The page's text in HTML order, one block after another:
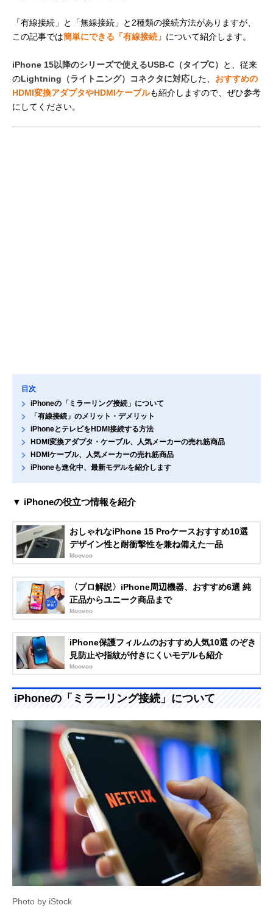
「有線接続」と「無線接続」と2種類の接続方法がありますが、
この記事では簡単にできる「有線接続」 について紹介します。
iPhone 15以降のシリーズで使えるUSB-C（タイプC）
と、従来
のLightning（ライトニング）コネクタに対応した、 おすすめの
HDMI変換アダプタやHDMIケーブルも紹介しますので、ぜひ参考
にしてください。
目次
iPhoneの「ミラーリング接続」について
「有線接続」のメリット・デメリット
iPhoneとテレビをHDMI接続する方法
HDMI変換アダプタ・ケーブル、人気メーカーの売れ筋商品
HDMIケーブル、人気メーカーの売れ筋商品
iPhoneも進化中、最新モデルを紹介します
▼ iPhoneの役立つ情報を紹介
おしゃれなiPhone 15 Proケースおすすめ10選
デザイン性と耐衝撃性を兼ね備えた一品
Moovoo
〈プロ解説〉iPhone周辺機器、おすすめ6選 純
正品からユニーク商品まで
Moovoo
iPhone保護フィルムのおすすめ人気10選 のぞき
見防止や指紋が付きにくいモデルも紹介
Moovoo
iPhoneの「ミラーリング接続」について
Photo by iStock